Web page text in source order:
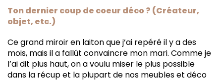
Ton dernier coup de coeur déco ? (Créateur,
objet, etc.)
Ce grand miroir en laiton que j’ai repéré il y a des
mois, mais il a fallût convaincre mon mari. Comme je
l’ai dit plus haut, on a voulu miser le plus possible
dans la récup et la plupart de nos meubles et déco